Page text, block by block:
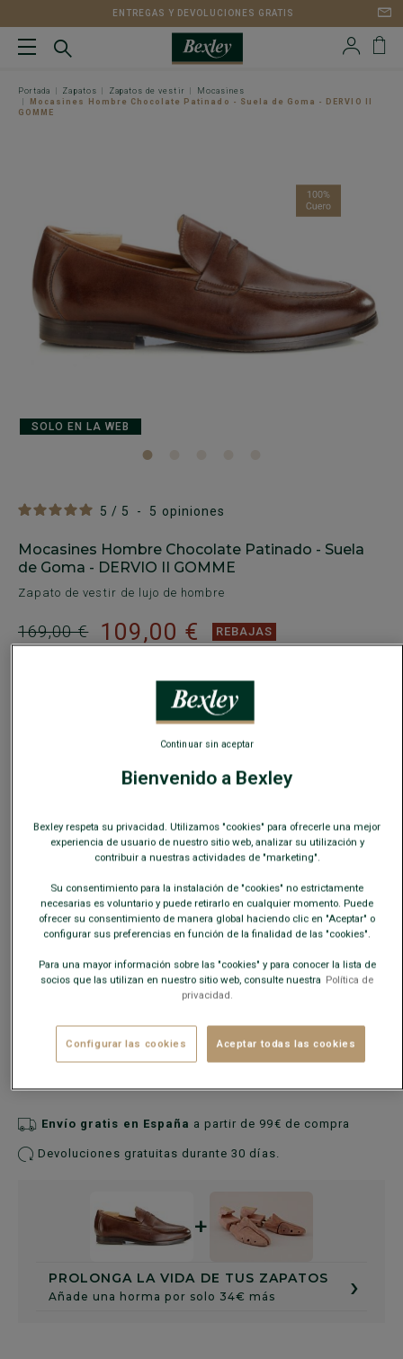
ENTREGAS Y DEVOLUCIONES GRATIS
Portada Zapatos Zapatos de vestir
Mocasines
Mocasines Hombre Chocolate Patinado - Suela de Goma - DERVIO II
GOMME
5 / 5 - 5 opiniones
Mocasines Hombre Chocolate Patinado - Suela
de Goma - DERVIO II GOMME
Zapato de vestir de lujo de hombre
169,00 € 109,00 € REBAJAS
Este modelo calza grande; elija una talla menos de su talla
Guía de tallas
− + AÑADIR A LA CESTA
Descuentos adicionales desde 2 pares
MIX & MATCH
casuales, o 1 de cada uno.
Envío gratis en España a partir de 99€ de compra
Devoluciones gratuitas durante 30 días.
PROLONGA LA VIDA DE TUS ZAPATOS
Añade una horma por solo 34€ más ›
+
SOLO EN LA WEB
Bienvenido a Bexley
Bexley respeta su privacidad. Utilizamos "cookies" para ofrecerle una mejor
experiencia de usuario de nuestro sitio web, analizar su utilización y
contribuir a nuestras actividades de "marketing".
Su consentimiento para la instalación de "cookies" no estrictamente
necesarias es voluntario y puede retirarlo en cualquier momento. Puede
ofrecer su consentimiento de manera global haciendo clic en "Aceptar" o
configurar sus preferencias en función de la finalidad de las "cookies".
Para una mayor información sobre las "cookies" y para conocer la lista de
socios que las utilizan en nuestro sitio web, consulte nuestra Política de
privacidad.
Configurar las cookies Aceptar todas las cookies
Continuar sin aceptar